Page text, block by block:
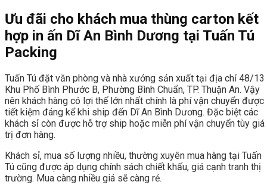
Ưu đãi cho khách mua thùng carton kết
hợp in ấn Dĩ An Bình Dương tại Tuấn Tú
Packing
Tuấn Tú đặt văn phòng và nhà xưởng sản xuất tại địa chỉ 48/13
Khu Phố Bình Phước B, Phường Bình Chuẩn, TP. Thuận An. Vậy
nên khách hàng có lợi thế lớn nhất chính là phí vận chuyển được
tiết kiệm đáng kể khi ship đến Dĩ An Bình Dương. Đặc biệt các
khách sỉ còn được hỗ trợ ship hoặc miễn phí vận chuyển tùy giá
trị đơn hàng.
Khách sỉ, mua số lượng nhiều, thường xuyên mua hàng tại Tuấn
Tú cũng được áp dụng chính sách chiết khấu, giá cạnh tranh thị
trường. Mua càng nhiều giá sẽ càng rẻ.